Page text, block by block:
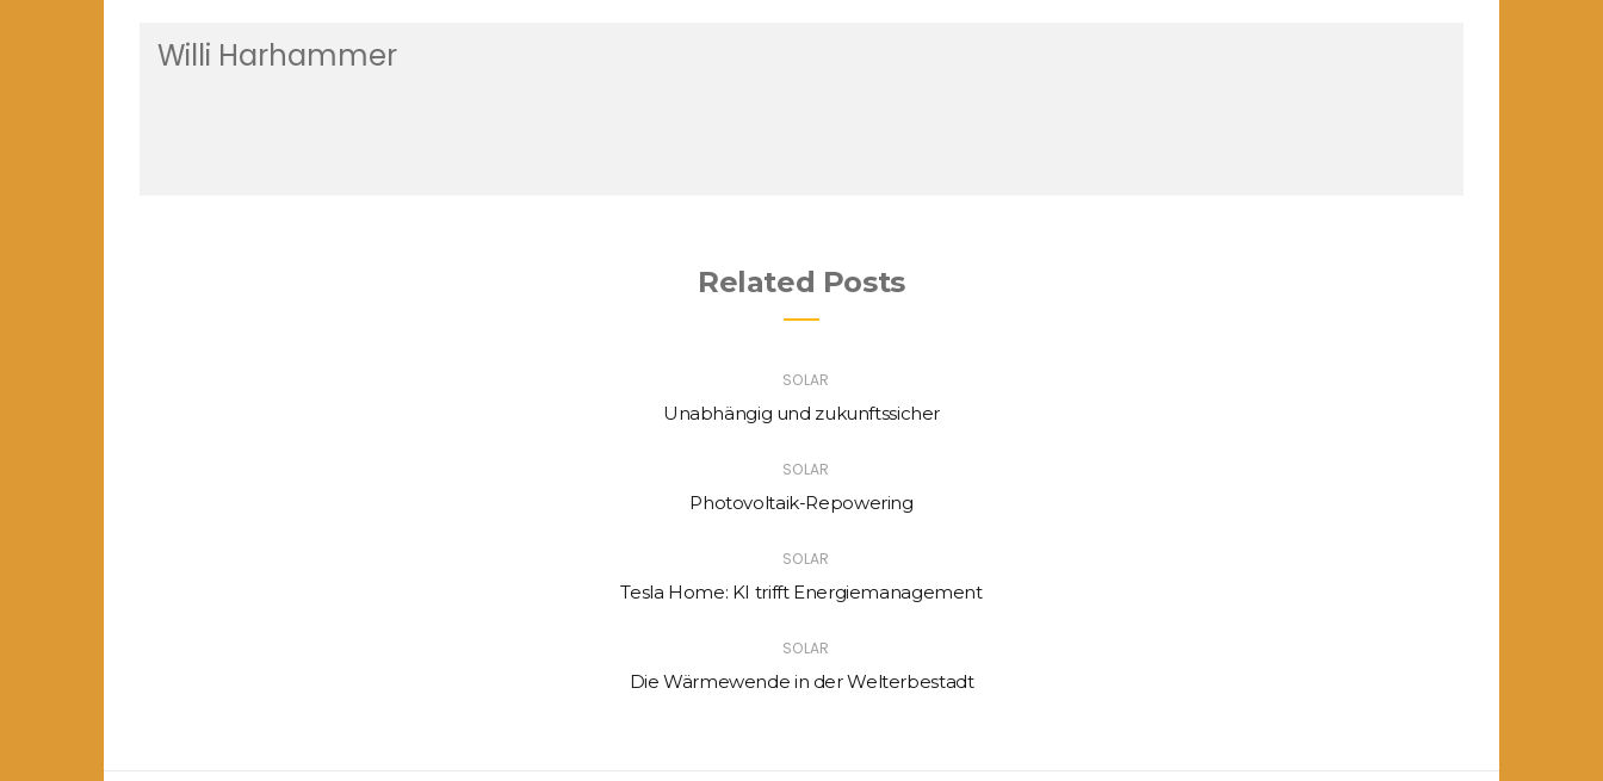
Willi Harhammer
Related Posts
SOLAR
Unabhängig und zukunftssicher
SOLAR
Photovoltaik-Repowering
SOLAR
Tesla Home: KI trifft Energiemanagement
SOLAR
Die Wärmewende in der Welterbestadt